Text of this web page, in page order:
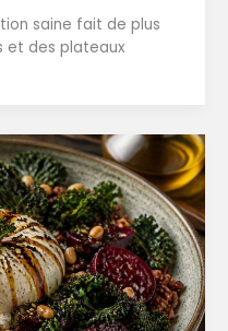
saine fait de plus
et des plateaux